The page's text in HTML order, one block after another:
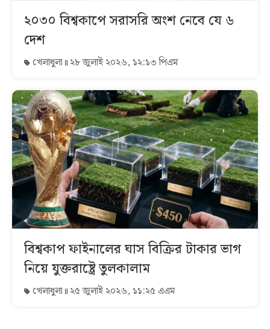
২০৩০ বিশ্বকাপে সরাসরি অংশ নেবে যে ৬
দেশ
খেলাধুলা ২৮ জুলাই ২০২৬, ১২:১৩ পিএম
বিশ্বকাপ ফাইনালের ঘাস বিক্রির টাকার ভাগ
নিয়ে যুক্তরাষ্ট্রে তুলকালাম
খেলাধুলা ২৫ জুলাই ২০২৬, ১১:২৫ এএম